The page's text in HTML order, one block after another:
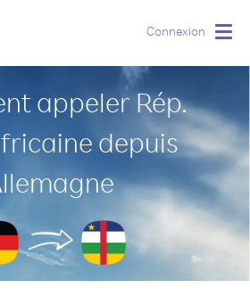
Connexion
appeler Rép.
depuis